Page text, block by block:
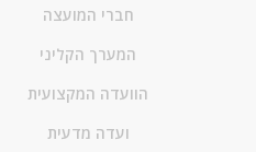
חברי המועצה
המערך הקליני
הוועדה המקצועית
ועדה מדעית